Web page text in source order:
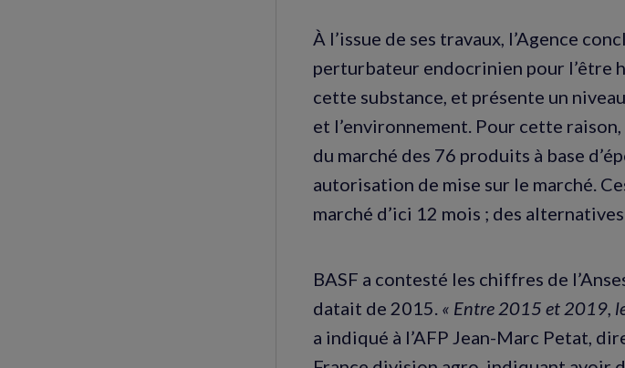
À l’issue de ses travaux, l’Agence
perturbateur endocrinien pour l’être
cette substance, et présente un
et l’environnement. Pour cette
du marché des 76 produits à base
autorisation de mise sur le marché.
marché d’ici 12 mois ; des
BASF a contesté les chiffres de
datait de 2015. « Entre 2015 et 2019,
a indiqué à l’AFP Jean-Marc Petat,